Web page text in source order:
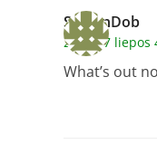
StevenDob
2026 17 liepos
What’s out